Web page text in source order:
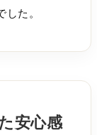
た。
安心感